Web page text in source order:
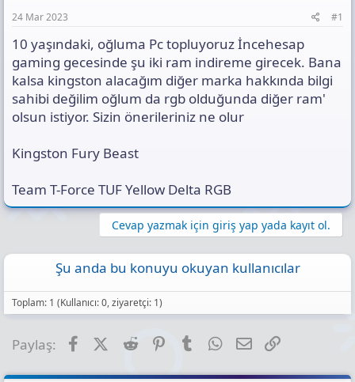
n
ı
n
K
o
p
24 Mar 2023 #1
10 yaşındaki, oğluma Pc topluyoruz İncehesap
gaming gecesinde şu iki ram indireme girecek. Bana
kalsa kingston alacağım diğer marka hakkında bilgi
sahibi değilim oğlum da rgb olduğunda diğer ram'
olsun istiyor. Sizin önerileriniz ne olur
Kingston Fury Beast
Team T-Force TUF Yellow Delta RGB
Cevap yazmak için giriş yap yada kayıt ol.
Şu anda bu konuyu okuyan kullanıcılar
Toplam: 1 (Kullanıcı: 0, ziyaretçi: 1)
Paylaş: FacebookX (Twitter)
Reddit PinterestTumblr WhatsApp
E-posta